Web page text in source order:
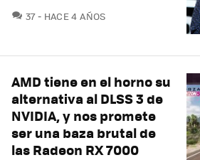
37COMENTARIOS
HACE 4 AÑOS
AMD tiene en el horno su
alternativa al DLSS 3 de
NVIDIA, y nos promete
ser una baza brutal de
las Radeon RX 7000